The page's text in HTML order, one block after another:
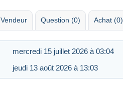
Vendeur Question (0) Achat (0)
mercredi 15 juillet 2026 à 03:04
jeudi 13 août 2026 à 13:03